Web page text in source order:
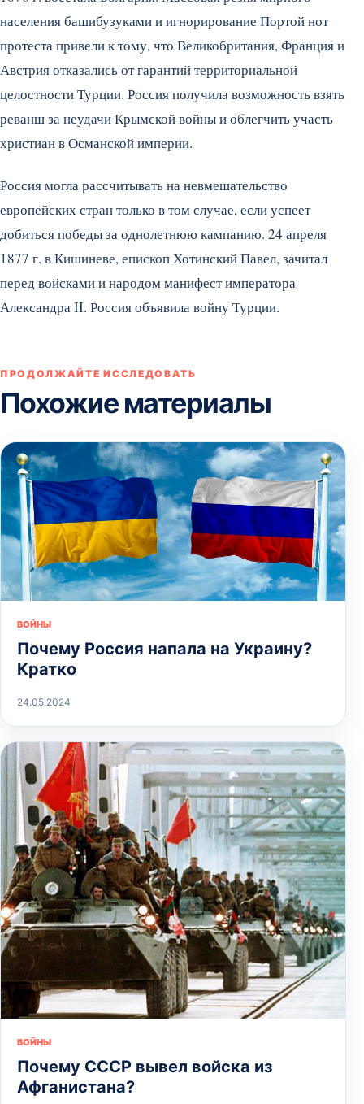
населения башибузуками и игнорирование Портой нот
протеста привели к тому, что Великобритания, Франция и
Австрия отказались от гарантий территориальной
целостности Турции. Россия получила возможность взять
реванш за неудачи Крымской войны и облегчить участь
христиан в Османской империи.
Россия могла рассчитывать на невмешательство
европейских стран только в том случае, если успеет
добиться победы за однолетнюю кампанию. 24 апреля
1877 г. в Кишиневе, епископ Хотинский Павел, зачитал
перед войсками и народом манифест императора
Александра II. Россия объявила войну Турции.
ПРОДОЛЖАЙТЕ ИССЛЕДОВАТЬ
Похожие материалы
ВОЙНЫ
Почему Россия напала на Украину?
Кратко
24.05.2024
ВОЙНЫ
Почему СССР вывел войска из
Афганистана?